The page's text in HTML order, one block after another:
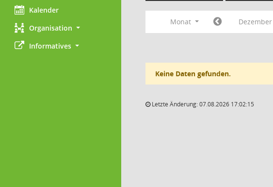
Kalender
Organisation
Informatives
Monat Dezember
Keine Daten gefunden.
Letzte Änderung: 07.08.2026 17:02:15